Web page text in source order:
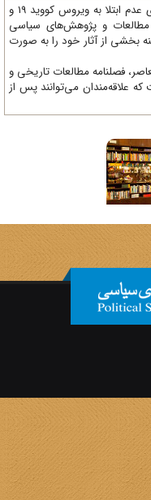
با توجه به نیاز به تداوم مراقبت‌های بهداشتی برای عدم ابتلا به ویروس کووید 19 و
و پژوهش‌های سیاسی
از آثار خود را به صورت
فصلنامه‌ مطالعات تاریخی و
می‌توانند پس از